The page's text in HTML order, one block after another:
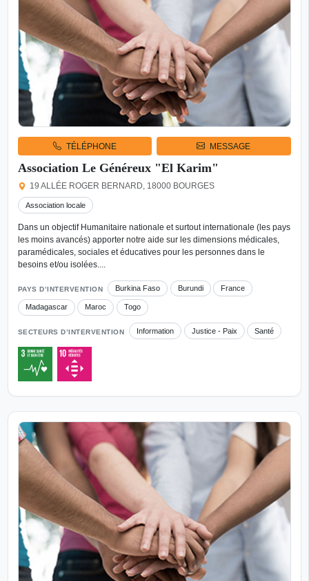
TÉLÉPHONE MESSAGE
Association Le Généreux "El Karim"
19 ALLÉE ROGER BERNARD, 18000 BOURGES
Association locale
Dans un objectif Humanitaire nationale et surtout internationale (les pays
les moins avancés) apporter notre aide sur les dimensions médicales,
paramédicales, sociales et éducatives pour les personnes dans le
besoins et/ou isolées....
PAYS D’INTERVENTION Burkina Faso Burundi France
Madagascar Maroc Togo
SECTEURS D’INTERVENTION Information Justice - Paix Santé